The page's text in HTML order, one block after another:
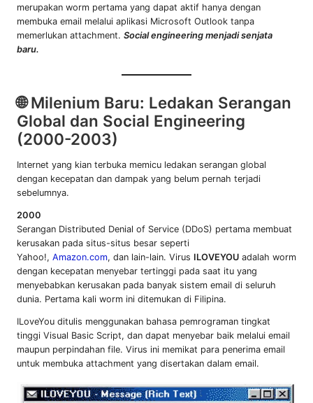
merupakan worm pertama yang dapat aktif hanya dengan
membuka email melalui aplikasi Microsoft Outlook tanpa
memerlukan attachment. Social engineering menjadi senjata
baru.
🌐 Milenium Baru: Ledakan Serangan
Global dan Social Engineering
(2000-2003)
Internet yang kian terbuka memicu ledakan serangan global
dengan kecepatan dan dampak yang belum pernah terjadi
sebelumnya.
2000
Serangan Distributed Denial of Service (DDoS) pertama membuat
kerusakan pada situs-situs besar seperti
Yahoo!, Amazon.com, dan lain-lain. Virus ILOVEYOU adalah worm
dengan kecepatan menyebar tertinggi pada saat itu yang
menyebabkan kerusakan pada banyak sistem email di seluruh
dunia. Pertama kali worm ini ditemukan di Filipina.
ILoveYou ditulis menggunakan bahasa pemrograman tingkat
tinggi Visual Basic Script, dan dapat menyebar baik melalui email
maupun perpindahan file. Virus ini memikat para penerima email
untuk membuka attachment yang disertakan dalam email.